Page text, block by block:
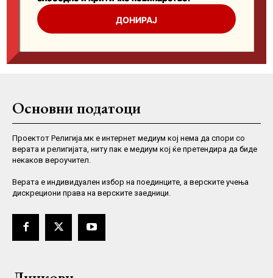
Основни податоци
Проектот Религија.мк е интернет медиум кој нема да спори со
верата и религијата, ниту пак е медиум кој ќе претендира да биде
некаков вероучител.
Верaта е индивидуален избор на поединците, а верските учења
дискрециони права на верските заедници.